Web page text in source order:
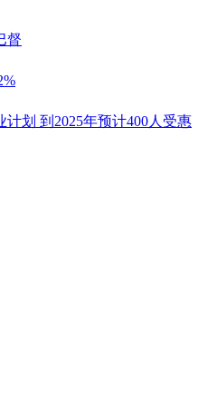
督
划 到2025年预计400人受惠